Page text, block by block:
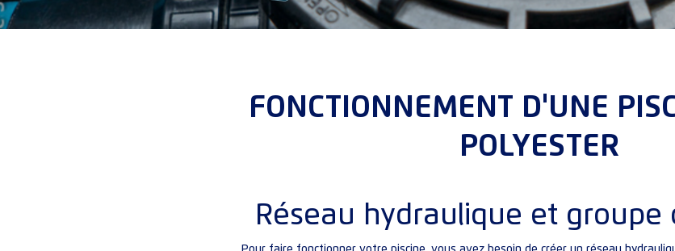
FONCTIONNEMENT D'UNE
POLYESTER
Réseau hydraulique et groupe